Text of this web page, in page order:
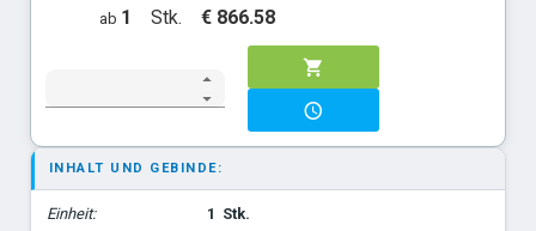
ab 1 Stk. € 866.58
INHALT UND GEBINDE:
Einheit: 1 Stk.